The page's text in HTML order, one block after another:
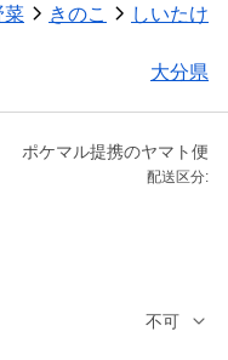
菜 きのこ しいたけ
大分県
ポケマル提携のヤマト便
配送区分:
不可